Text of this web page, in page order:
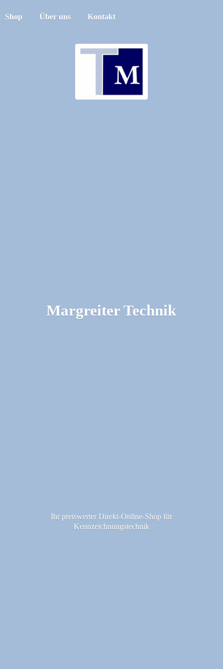
Shop Über uns Kontakt
Margreiter Technik
Ihr preiswerter Direkt-Online-Shop für
Kennzeichnungstechnik